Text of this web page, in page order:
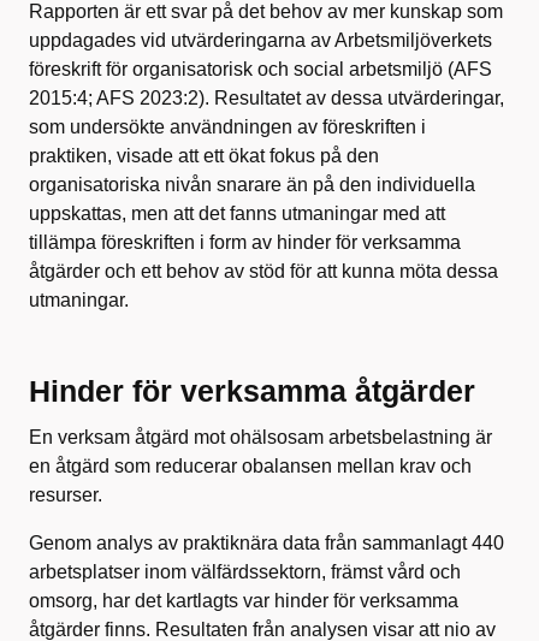
Rapporten är ett svar på det behov av mer kunskap som
uppdagades vid utvärderingarna av Arbetsmiljöverkets
föreskrift för organisatorisk och social arbetsmiljö (AFS
2015:4; AFS 2023:2). Resultatet av dessa utvärderingar,
som undersökte användningen av föreskriften i
praktiken, visade att ett ökat fokus på den
organisatoriska nivån snarare än på den individuella
uppskattas, men att det fanns utmaningar med att
tillämpa föreskriften i form av hinder för verksamma
åtgärder och ett behov av stöd för att kunna möta dessa
utmaningar.
Hinder för verksamma åtgärder
En verksam åtgärd mot ohälsosam arbetsbelastning är
en åtgärd som reducerar obalansen mellan krav och
resurser.
Genom analys av praktiknära data från sammanlagt 440
arbetsplatser inom välfärdssektorn, främst vård och
omsorg, har det kartlagts var hinder för verksamma
åtgärder finns. Resultaten från analysen visar att nio av